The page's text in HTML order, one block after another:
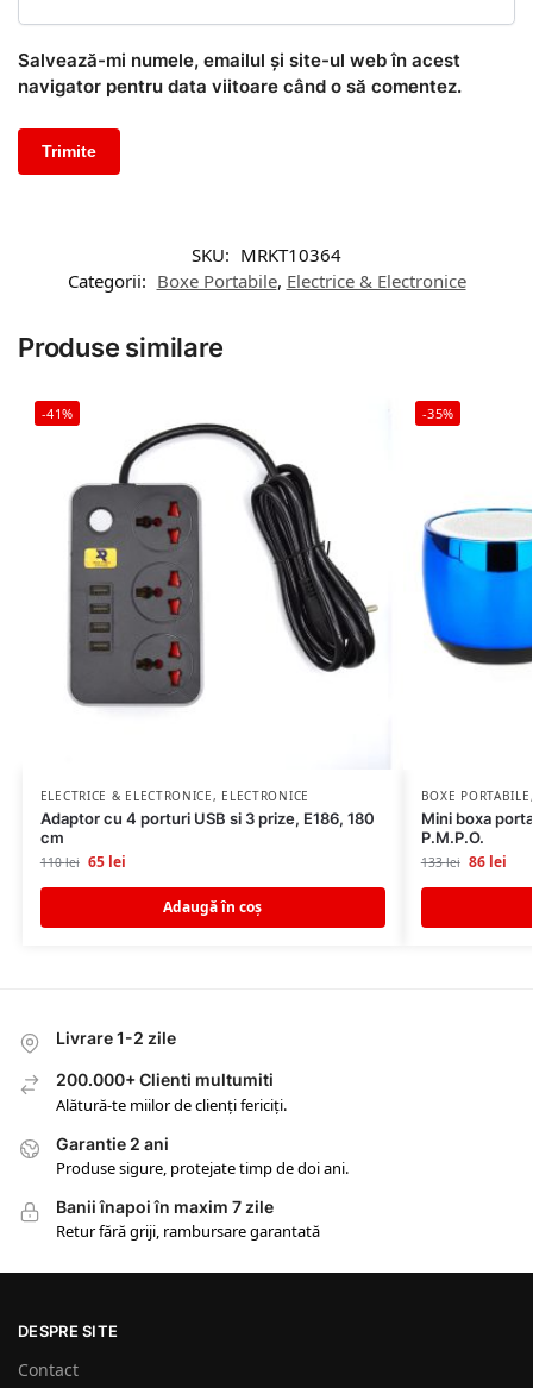
Salvează-mi numele, emailul și site-ul web în acest
navigator pentru data viitoare când o să comentez.
SKU: MRKT10364
Categorii: Boxe Portabile, Electrice & Electronice
Produse similare
-41%
ELECTRICE & ELECTRONICE, ELECTRONICE
Adaptor cu 4 porturi USB si 3 prize, E186, 180
cm
110lei 65 lei
Adaugă în coș
-35%
BOXE PORTABILE
Mini boxa
P.M.P.O.
133lei 86 lei
Livrare 1-2 zile
200.000+ Clienti multumiti
Alătură-te miilor de clienți fericiți.
Garantie 2 ani
Produse sigure, protejate timp de doi ani.
Banii înapoi în maxim 7 zile
Retur fără griji, rambursare garantată
DESPRE SITE
Contact